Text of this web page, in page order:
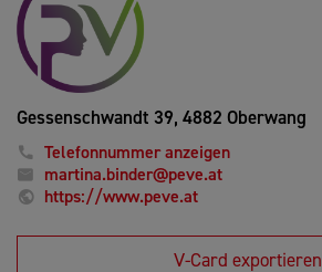
Gessenschwandt 39, 4882 Oberwang
Telefonnummer anzeigen
martina.binder@peve.at
https://www.peve.at
V-Card exportieren